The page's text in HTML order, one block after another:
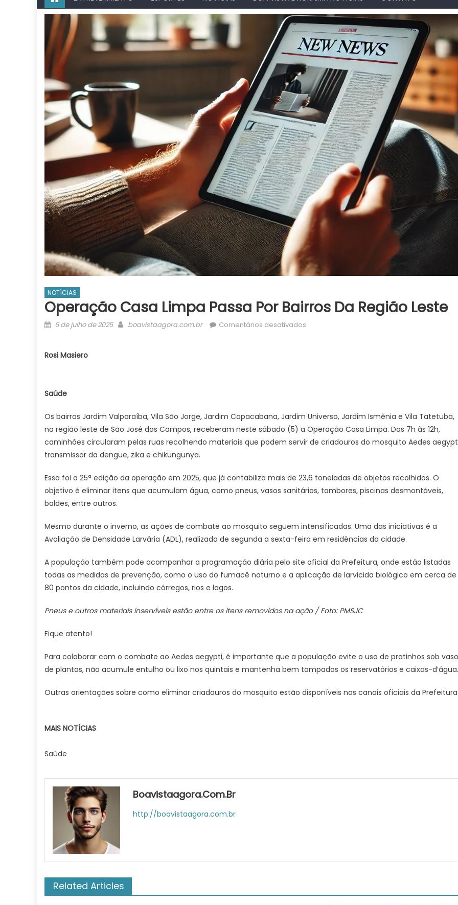
NOTÍCIAS
Operação Casa Limpa Passa Por Bairros Da Região Leste
Posted
6 de julho de 2025 Author
boavistaagora.com.br Comentários desativados
região
leste
Rosi Masiero
Saúde
Os bairros Jardim Valparaíba, Vila São Jorge, Jardim Copacabana, Jardim Universo, Jardim Ismênia e Vila Tatetuba,
na região leste de São José dos Campos, receberam neste sábado (5) a Operação Casa Limpa. Das 7h às 12h,
caminhões circularam pelas ruas recolhendo materiais que podem servir de criadouros do mosquito Aedes
transmissor da dengue, zika e chikungunya.
Essa foi a 25ª edição da operação em 2025, que já contabiliza mais de 23,6 toneladas de objetos recolhidos. O
objetivo é eliminar itens que acumulam água, como pneus, vasos sanitários, tambores, piscinas desmontáveis,
baldes, entre outros.
Mesmo durante o inverno, as ações de combate ao mosquito seguem intensificadas. Uma das iniciativas é a
Avaliação de Densidade Larvária (ADL), realizada de segunda a sexta-feira em residências da cidade.
A população também pode acompanhar a programação diária pelo site oficial da Prefeitura, onde estão listadas
todas as medidas de prevenção, como o uso do fumacê noturno e a aplicação de larvicida biológico em cerca de
80 pontos da cidade, incluindo córregos, rios e lagos.
Pneus e outros materiais inservíveis estão entre os itens removidos na ação / Foto: PMSJC
Fique atento!
Para colaborar com o combate ao Aedes aegypti, é importante que a população evite o uso de pratinhos sob
de plantas, não acumule entulho ou lixo nos quintais e mantenha bem tampados os reservatórios e caixas-d’água.
Outras orientações sobre como eliminar criadouros do mosquito estão disponíveis nos canais oficiais da
MAIS NOTÍCIAS
Saúde
Boavistaagora.com.br
http://boavistaagora.com.br
Related Articles